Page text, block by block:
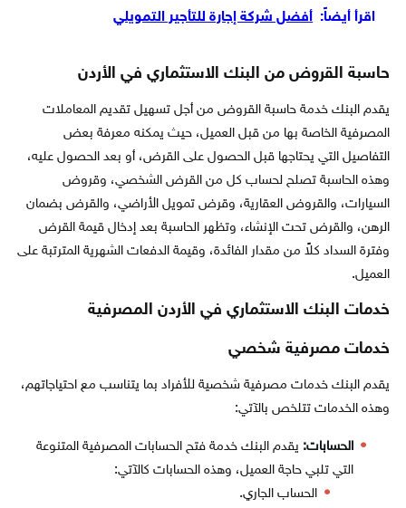
اقرأ أيضاً: أفضل شركة إجارة للتأجير التمويلي
حاسبة القروض من البنك الاستثماري في الأردن
يقدم البنك خدمة حاسبة القروض من أجل تسهيل تقديم المعاملات
المصرفية الخاصة بها من قبل العميل، حيث يمكنه معرفة بعض
التفاصيل التي يحتاجها قبل الحصول على القرض، أو بعد الحصول عليه،
وهذه الحاسبة تصلح لحساب كل من القرض الشخصي، وقروض
السيارات، والقروض العقارية، وقرض تمويل الأراضي، والقرض بضمان
الرهن، والقرض تحت الإنشاء، وتظهر الحاسبة بعد إدخال قيمة القرض
وفترة السداد كلاً من مقدار الفائدة، وقيمة الدفعات الشهرية المترتبة على
العميل.
خدمات البنك الاستثماري في الأردن المصرفية
خدمات مصرفية شخصي
يقدم البنك خدمات مصرفية شخصية للأفراد بما يتناسب مع احتياجاتهم،
وهذه الخدمات تتلخص بالآتي:
الحسابات: يقدم البنك خدمة فتح الحسابات المصرفية المتنوعة
التي تلبي حاجة العميل، وهذه الحسابات كالآتي:
الحساب الجاري.